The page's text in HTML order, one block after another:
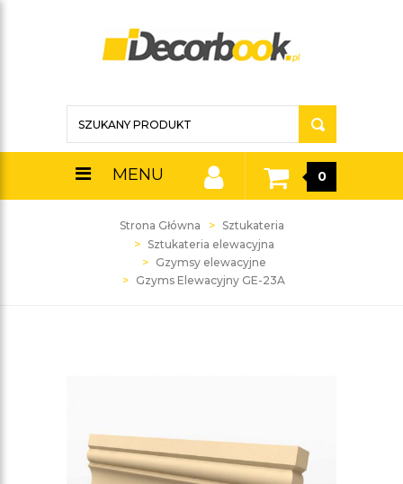
MENU 0
Strona Główna
Sztukateria
Sztukateria elewacyjna
Gzymsy elewacyjne
Gzyms Elewacyjny GE-23A